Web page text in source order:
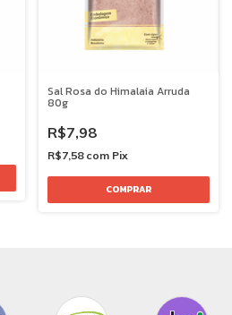
Sal Rosa do Himalaia Arruda
80g
R$7,98
R$7,58 com Pix